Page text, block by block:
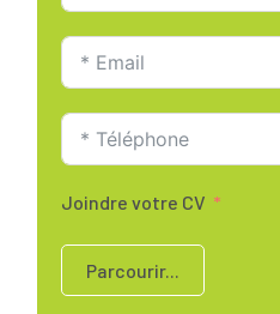
Joindre votre CV
Parcourir...